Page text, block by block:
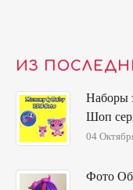
ИЗ
Наборы
Шоп
04
Фото